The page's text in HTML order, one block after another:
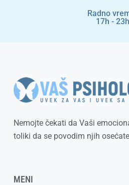
Radno
17h - 23h
Nemojte čekati da Vaši
toliki da se povodim njih
MENI